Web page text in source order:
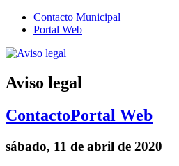
Contacto Municipal
Portal Web
Aviso legal
ContactoPortal Web
sábado, 11 de abril de 2020